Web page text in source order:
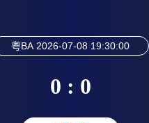
粤BA 2026-07-08 19:30:00
0 : 0